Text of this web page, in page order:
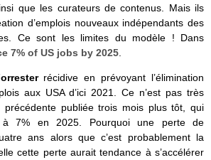
que les curateurs de contenus. Mais ils
d’emplois nouveaux indépendants des
Ce sont les limites du modèle ! Dans
7% of US jobs by 2025
récidive en prévoyant l’élimination
aux USA d’ici 2021. Ce n’est pas très
précédente publiée trois mois plus tôt, qui
à 7% en 2025. Pourquoi une perte de
ans alors que c’est probablement la
cette perte aurait tendance à s’accélérer